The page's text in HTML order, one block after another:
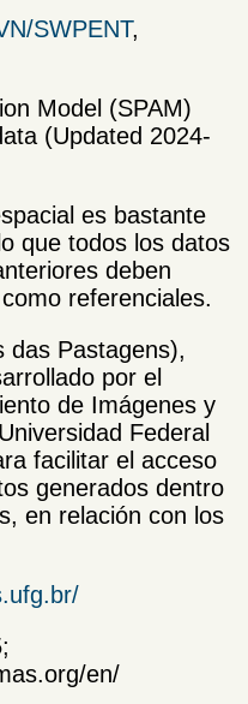
SWPENT,
Model (SPAM)
(Updated 2024-
es bastante
que todos los datos
deben
referenciales.
das Pastagens),
por el
de Imágenes y
Federal
facilitar el acceso
generados dentro
en relación con los
en/